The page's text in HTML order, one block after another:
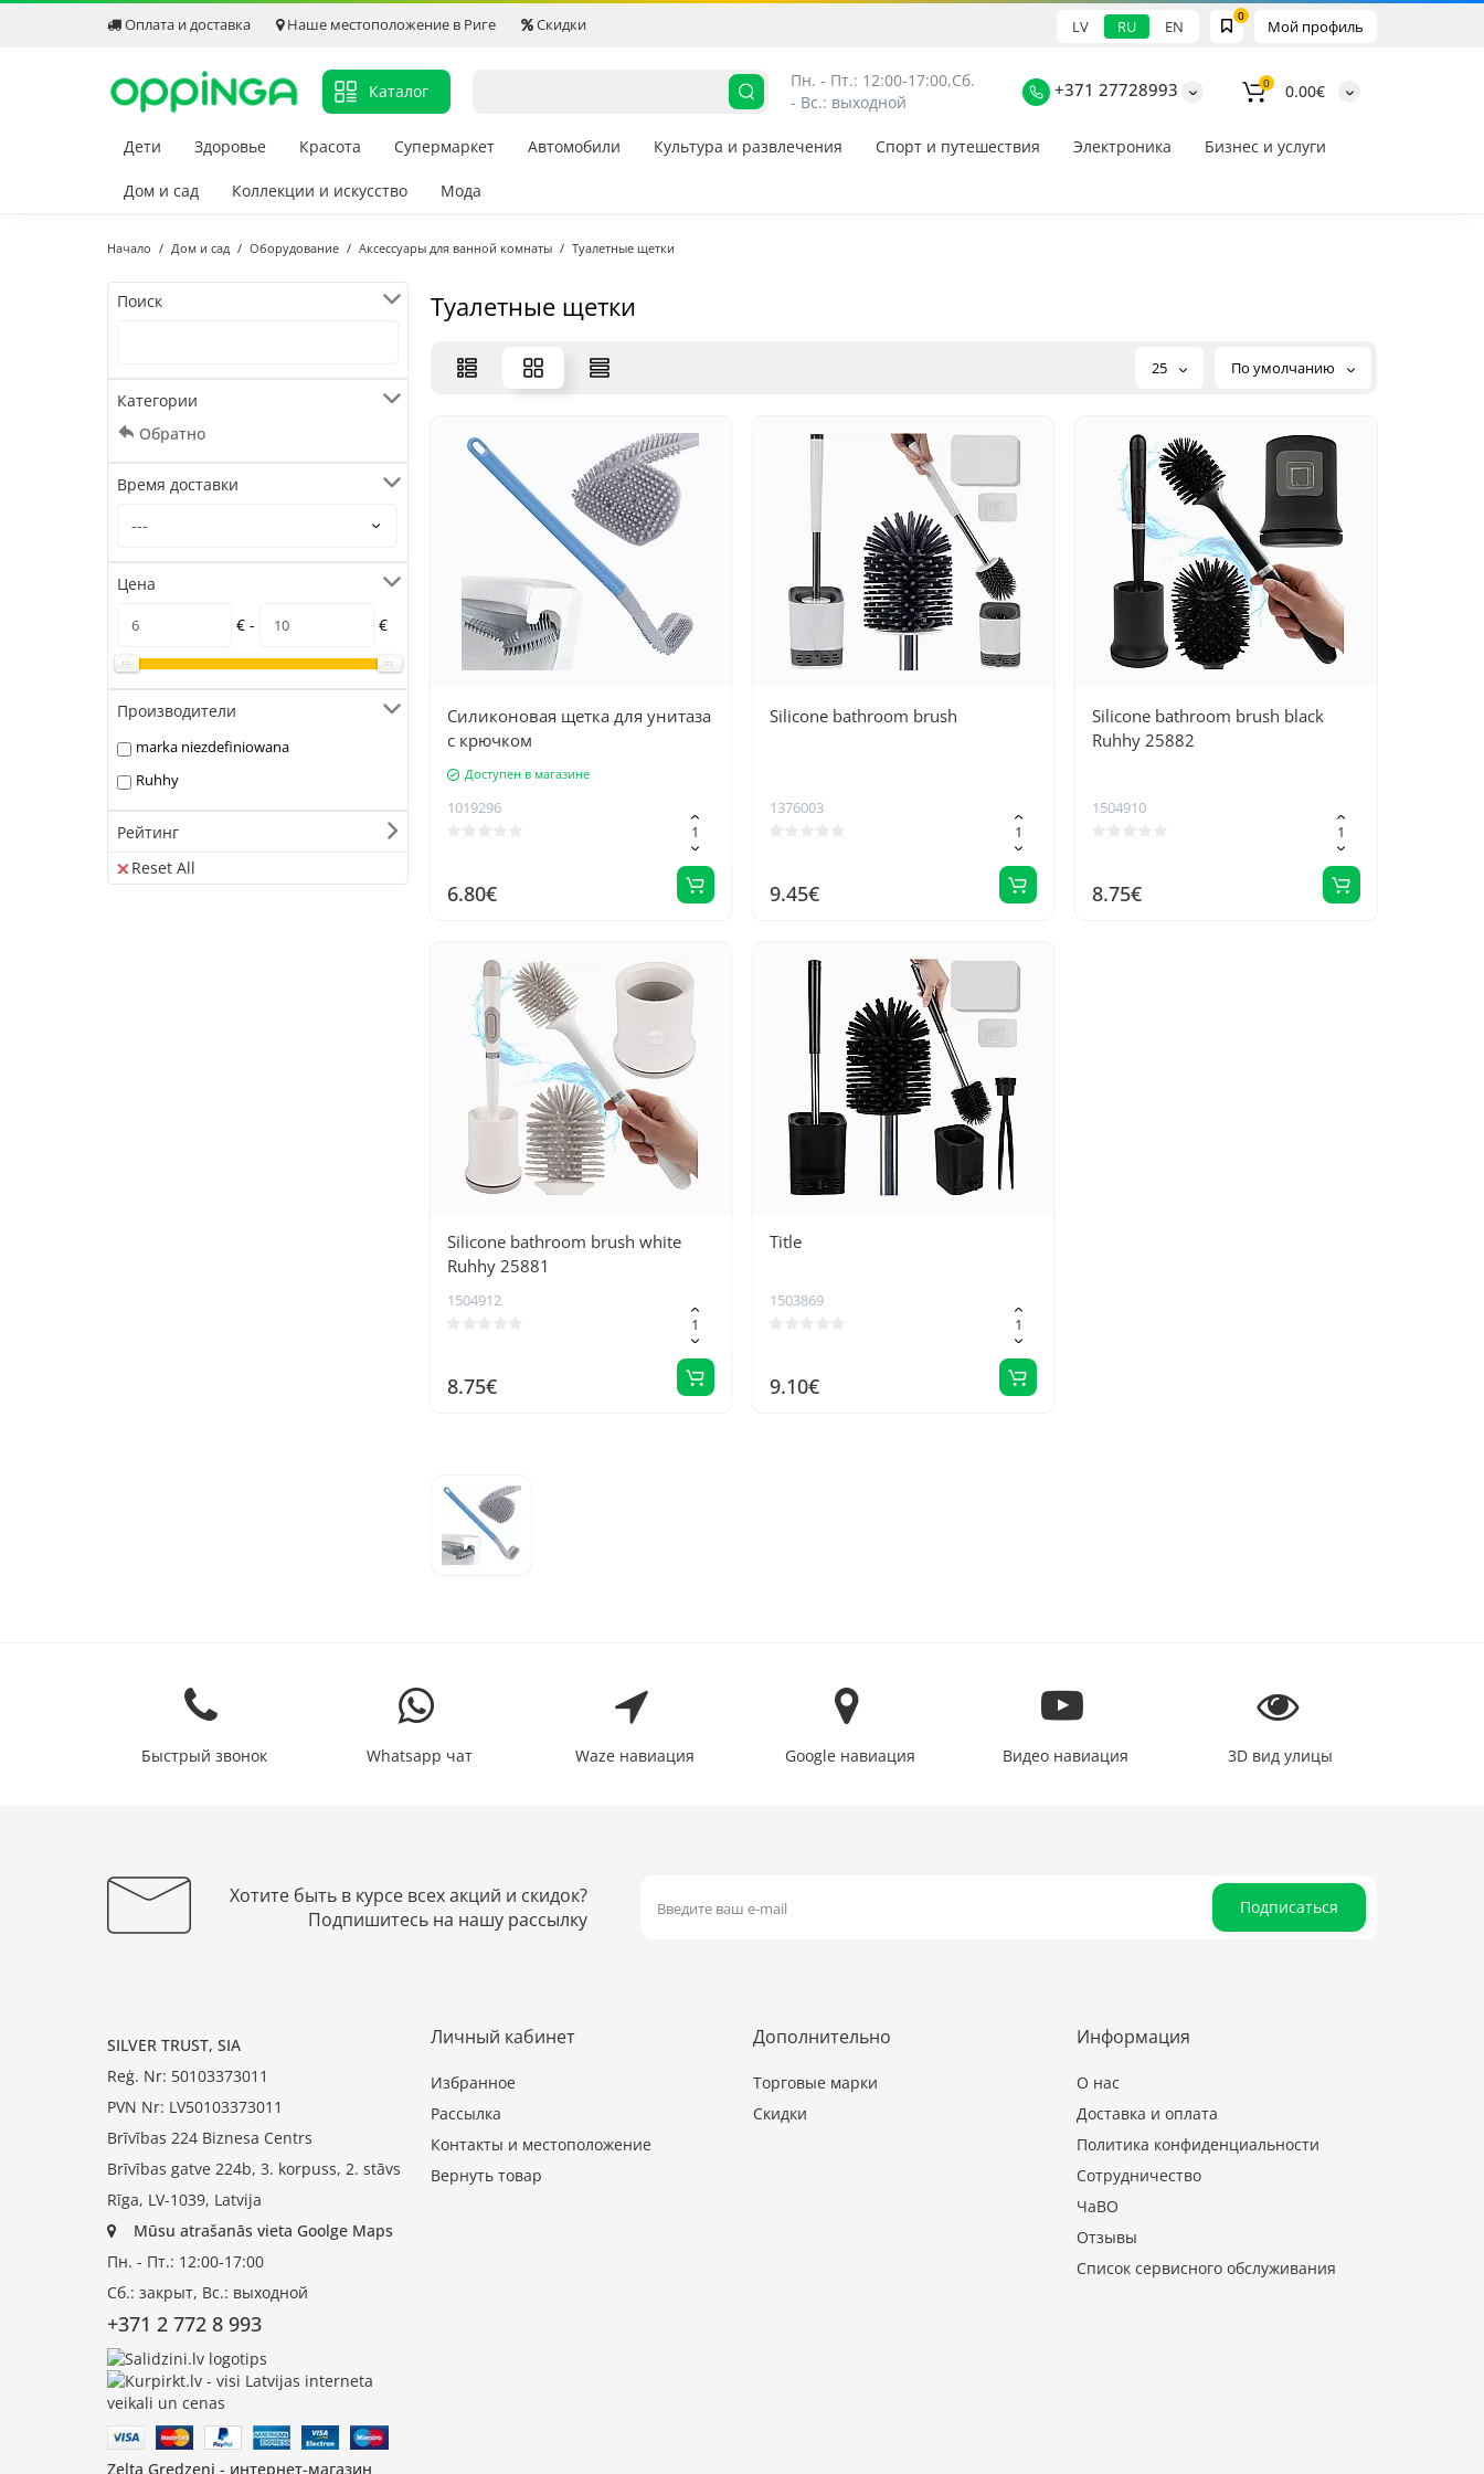
Оплата и доставка Наше местоположение в Риге Скидки Мой профиль
0
LV RU EN
Каталог
Пн. - Пт.: 12:00-17:00,Сб.
- Вс.: выходной
+371 27728993 0 0.00€
Дети Здоровье Красота Супермаркет Автомобили Культура и развлечения Спорт и путешествия Электроника Бизнес и услуги
Дом и сад Коллекции и искусство Мода
Начало Дом и сад Оборудование Аксессуары для ванной комнаты Туалетные щетки
Поиск
Категории
Обратно
Время доставки
Цена
€ -
€
Производители
marka niezdefiniowana
Ruhhy
Рейтинг
Reset All
Туалетные щетки
25 По умолчанию
Силиконовая щетка для унитаза
с крючком
Доступен в магазине
1019296
6.80€
Silicone bathroom brush
1376003
9.45€
Silicone bathroom brush black
Ruhhy 25882
1504910
8.75€
Silicone bathroom brush white
Ruhhy 25881
1504912
8.75€
Title
1503869
9.10€
Быстрый звонок Whatsapp чат Waze навиация Google навиация Видео навиация 3D вид улицы
Хотите быть в курсе всех акций и скидок?
Подпишитесь на нашу рассылку
Подписаться
SILVER TRUST, SIA
Reģ. Nr: 50103373011
PVN Nr: LV50103373011
Brīvības 224 Biznesa Centrs
Brīvības gatve 224b, 3. korpuss, 2. stāvs
Rīga, LV-1039, Latvija
Mūsu atrašanās vieta Goolge Maps
Пн. - Пт.: 12:00-17:00
Сб.: закрыт, Вс.: выходной
+371 2 772 8 993
Zelta Gredzeni - интернет-магазин
Личный кабинет
Избранное
Рассылка
Контакты и местоположение
Вернуть товар
Дополнительно
Торговые марки
Скидки
Информация
О нас
Доставка и оплата
Политика конфиденциальности
Сотрудничество
ЧаВО
Отзывы
Список сервисного обслуживания